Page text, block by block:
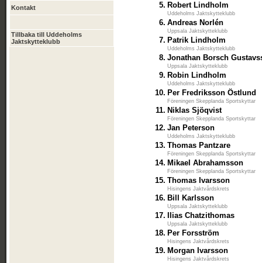
Kontakt
Tillbaka till Uddeholms
Jaktskytteklubb
5. Robert Lindholm
Uddeholms Jaktskytteklubb
6. Andreas Norlén
Uppsala Jaktskytteklubb
7. Patrik Lindholm
Uddeholms Jaktskytteklubb
8. Jonathan Borsch
Uppsala Jaktskytteklubb
9. Robin Lindholm
Uddeholms Jaktskytteklubb
10. Per Fredriksson Östlund
Föreningen Skepplanda Sportskyttar
11. Niklas Sjöqvist
Föreningen Skepplanda Sportskyttar
12. Jan Peterson
Uddeholms Jaktskytteklubb
13. Thomas Pantzare
Föreningen Skepplanda Sportskyttar
14. Mikael Abrahamsson
Föreningen Skepplanda Sportskyttar
15. Thomas Ivarsson
Hisingens Jaktvårdskrets
16. Bill Karlsson
Uppsala Jaktskytteklubb
17. Ilias Chatzithomas
Uppsala Jaktskytteklubb
18. Per Forsström
Hisingens Jaktvårdskrets
19. Morgan Ivarsson
Hisingens Jaktvårdskrets